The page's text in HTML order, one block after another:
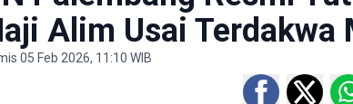
Alim Usai Terdakwa
05 Feb 2026, 11:10 WIB